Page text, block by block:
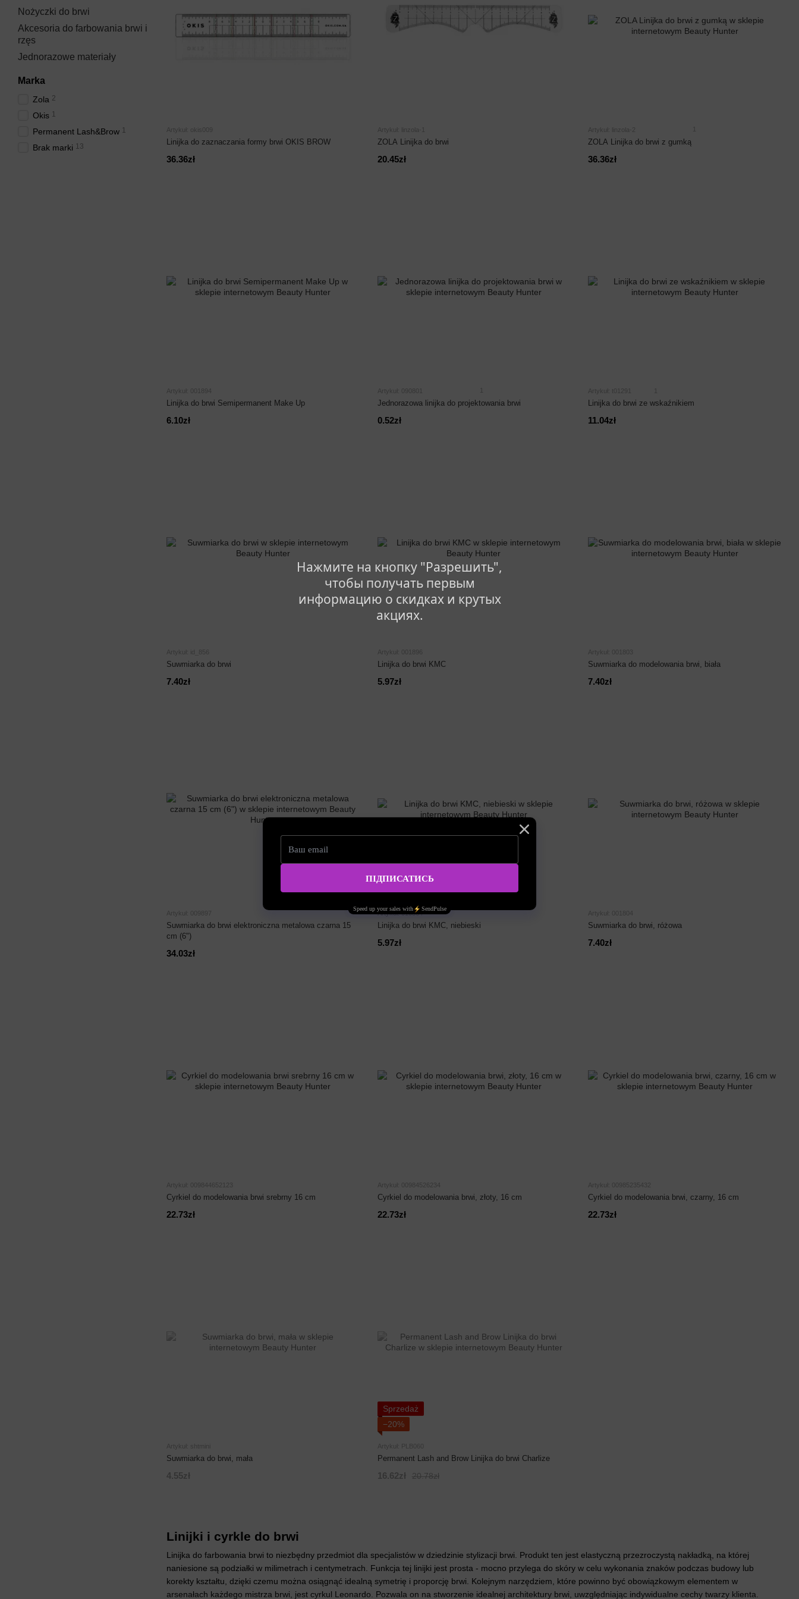
Нажмите на кнопку "Разрешить",
чтобы получать первым
информацию о скидках и крутых
акциях.
Artykuł: okis009
Linijka do zaznaczania formy brwi OKIS BROW
36.36zł
Artykuł: linzola-1
ZOLA Linijka do brwi
20.45zł
Artykuł: linzola-2
ZOLA Linijka do brwi z gumką
36.36zł
Artykuł: 001894
Linijka do brwi Semipermanent Make Up
6.10zł
Artykuł: 090801
Jednorazowa linijka do projektowania brwi
0.52zł
Artykuł: t01291
Linijka do brwi ze wskaźnikiem
11.04zł
Artykuł: id_856
Suwmiarka do brwi
7.40zł
Artykuł: 001896
Linijka do brwi KMC
5.97zł
Artykuł: 001803
Suwmiarka do modelowania brwi, biała
7.40zł
Artykuł: 009897
Suwmiarka do brwi elektroniczna metalowa czarna 15
cm (6")
34.03zł
Artykuł: 010364
Linijka do brwi KMC, niebieski
5.97zł
Artykuł: 001804
Suwmiarka do brwi, różowa
7.40zł
Artykuł: 009844652123
Cyrkiel do modelowania brwi srebrny 16 cm
22.73zł
Artykuł: 00984526234
Cyrkiel do modelowania brwi, złoty, 16 cm
22.73zł
Artykuł: 00985235432
Cyrkiel do modelowania brwi, czarny, 16 cm
22.73zł
Artykuł: shtmini
Suwmiarka do brwi, mała
4.55zł
Sprzedaż
−20%
Artykuł: PLB060
Permanent Lash and Brow Linijka do brwi Charlize
20.78zł
16.62zł
Linijki i cyrkle do brwi
Linijka do farbowania brwi to niezbędny przedmiot dla specjalistów w dziedzinie stylizacji brwi. Produkt ten jest elastyczną przezroczystą nakładką, na której
naniesione są podziałki w milimetrach i centymetrach. Funkcja tej linijki jest prosta - mocno przylega do skóry w celu wykonania znaków podczas budowy lub
korekty kształtu, dzięki czemu można osiągnąć idealną symetrię i proporcję brwi. Kolejnym narzędziem, które powinno być obowiązkowym elementem w
arsenałach każdego mistrza brwi, jest cyrkul Leonardo. Pozwala on na stworzenie idealnej architektury brwi, uwzględniając indywidualne cechy twarzy klienta.
Nożyczki do brwi
Akcesoria do farbowania brwi i
rzęs
Jednorazowe materiały
Marka
Zola 2
Okis 1
Permanent Lash&Brow 1
Brak marki 13